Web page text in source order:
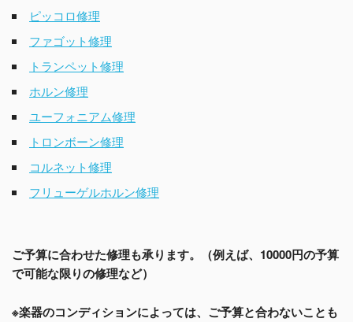
ピッコロ修理
ファゴット修理
トランペット修理
ホルン修理
ユーフォニアム修理
トロンボーン修理
コルネット修理
フリューゲルホルン修理
ご予算に合わせた修理も承ります。（例えば、10000円の予算
で可能な限りの修理など）
※楽器のコンディションによっては、ご予算と合わないことも